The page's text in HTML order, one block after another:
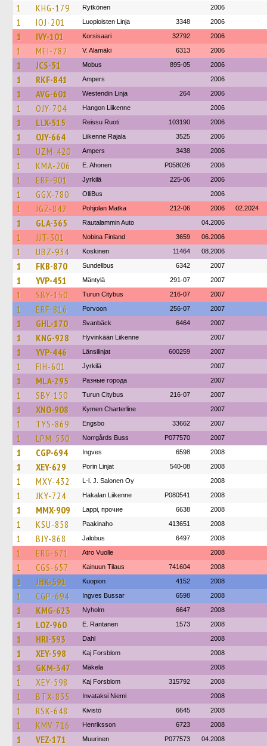
1 KHG-179 Rytkönen 2006
1 IOJ-201 Luopioisten Linja 3348 2006
1 IVY-101 Korsisaari 32792 2006
1 MEI-782 V. Alamäki 6313 2006
1 JCS-51 Mobus 895-05 2006
1 RKF-841 Ampers 2006
1 AVG-601 Westendin Linja 264 2006
1 OJY-704 Hangon Liikenne 2006
1 LLX-515 Reissu Ruoti 103190 2006
1 OJY-664 Liikenne Rajala 3525 2006
1 UZM-420 Ampers 3438 2006
1 KMA-206 E. Ahonen P058026 2006
1 ERF-901 Jyrkilä 225-06 2006
1 GGX-780 OlliBus 2006
1 JGZ-842 Pohjolan Matka 212-06 2006 02.2024
1 GLA-365 Rautalammin Auto 04.2006
1 JJT-301 Nobina Finland 3659 06.2006
1 UBZ-934 Koskinen 11464 08.2006
1 FKB-870 Sundellbus 6342 2007
1 YVP-451 Mäntylä 291-07 2007
1 SBY-150 Turun Citybus 216-07 2007
1 ERF-816 Porvoon 256-07 2007
1 GHL-170 Svanbäck 6464 2007
1 KNG-928 Hyvinkään Liikenne 2007
1 YVP-446 Länsilinjat 600259 2007
1 FIH-601 Jyrkilä 2007
1 MLA-295 Разные города 2007
1 SBY-150 Turun Citybus 216-07 2007
1 XNO-908 Kymen Charterline 2007
1 TYS-869 Engsbo 33662 2007
1 LPM-530 Norrgårds Buss P077570 2007
1 CGP-694 Ingves 6598 2008
1 XEY-629 Porin Linjat 540-08 2008
1 MXY-432 L-l. J. Salonen Oy 2008
1 JKY-724 Hakalan Liikenne P080541 2008
1 MMX-909 Lappi, прочие 6638 2008
1 KSU-858 Paakinaho 413651 2008
1 BJY-868 Jalobus 6497 2008
1 ERG-671 Atro Vuolle 2008
1 CGS-657 Kainuun Tilaus 741604 2008
1 JHK-591 Kuopion 4152 2008
1 CGP-694 Ingves Bussar 6598 2008
1 KMG-623 Nyholm 6647 2008
1 LOZ-960 E. Rantanen 1573 2008
1 HRI-593 Dahl 2008
1 XEY-598 Kaj Forsblom 2008
1 GKM-347 Mäkela 2008
1 XEY-598 Kaj Forsblom 315792 2008
1 BTX-835 Invataksi Niemi 2008
1 RSK-648 Kivistö 6645 2008
1 KMV-716 Henriksson 6723 2008
1 VEZ-171 Muurinen P077573 04.2008